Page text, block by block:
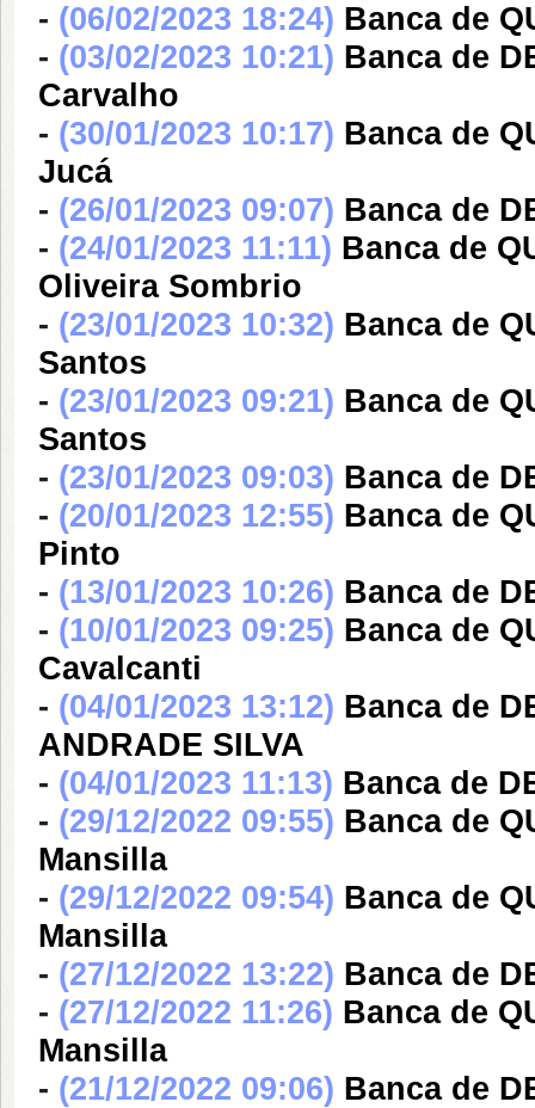
- (06/02/2023 18:24) Banca de
- (03/02/2023 10:21) Banca de
Carvalho
- (30/01/2023 10:17) Banca de
Jucá
- (26/01/2023 09:07) Banca de
- (24/01/2023 11:11) Banca de
Oliveira Sombrio
- (23/01/2023 10:32) Banca de
Santos
- (23/01/2023 09:21) Banca de
Santos
- (23/01/2023 09:03) Banca de
- (20/01/2023 12:55) Banca de
Pinto
- (13/01/2023 10:26) Banca de
- (10/01/2023 09:25) Banca de
Cavalcanti
- (04/01/2023 13:12) Banca de
ANDRADE SILVA
- (04/01/2023 11:13) Banca de
- (29/12/2022 09:55) Banca de
Mansilla
- (29/12/2022 09:54) Banca de
Mansilla
- (27/12/2022 13:22) Banca de
- (27/12/2022 11:26) Banca de
Mansilla
- (21/12/2022 09:06) Banca de